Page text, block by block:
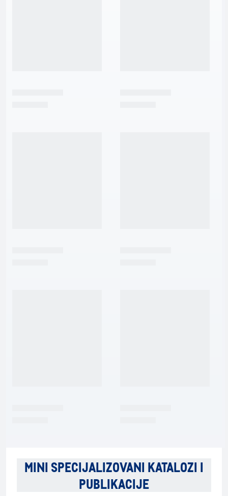
MINI SPECIJALIZOVANI KATALOZI I
PUBLIKACIJE